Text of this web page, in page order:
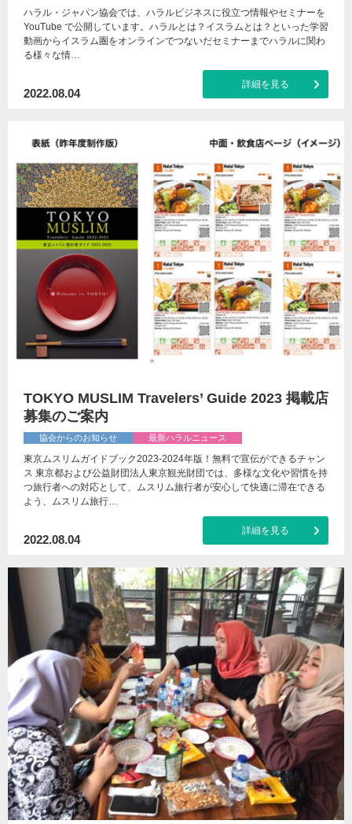
ハラル・ジャパン協会では、ハラルビジネスに役立つ情報やセミナーを
YouTube で公開しています。ハラルとは？イスラムとは？といった学習
動画からイスラム圏をオンラインでつないだセミナーまでハラルに関わ
る様々な情…
2022.08.04
詳細を見る
TOKYO MUSLIM Travelers’ Guide 2023 掲載店
募集のご案内
協会からのお知らせ 最新ハラルニュース
東京ムスリムガイドブック2023-2024年版！無料で宣伝ができるチャン
ス 東京都および公益財団法人東京観光財団では、多様な文化や習慣を持
つ旅行者への対応として、ムスリム旅行者が安心して快適に滞在できる
よう、ムスリム旅行…
2022.08.04
詳細を見る